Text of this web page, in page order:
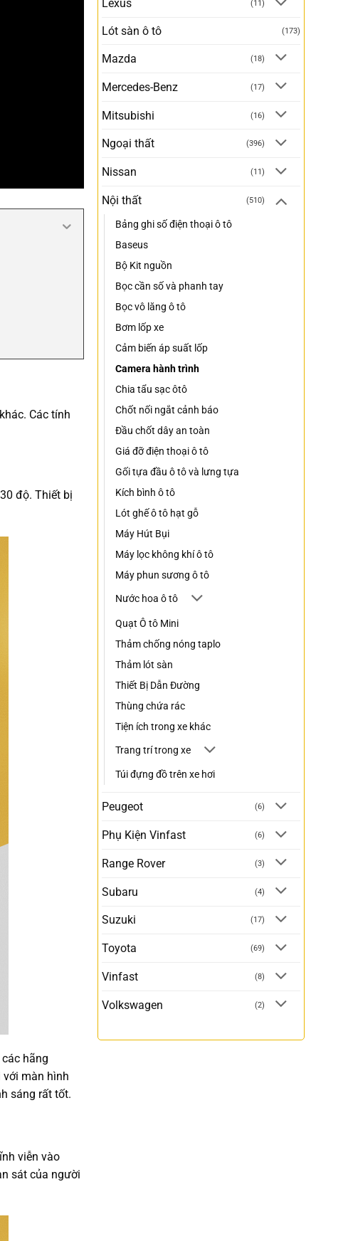
Các tính
độ. Thiết bị
hãng
màn hình
sáng rất tốt.
viễn vào
sát của người
Lexus (11)
Lót sàn ô tô (173)
Mazda (18)
Mercedes-Benz (17)
Mitsubishi (16)
Ngoại thất (396)
Nissan (11)
Nội thất (510)
Bảng ghi số điện thoại ô tô
Baseus
Bộ Kit nguồn
Bọc cần số và phanh tay
Bọc vô lăng ô tô
Bơm lốp xe
Cảm biến áp suất lốp
Camera hành trình
Chia tẩu sạc ôtô
Chốt nối ngắt cảnh báo
Đầu chốt dây an toàn
Giá đỡ điện thoại ô tô
Gối tựa đầu ô tô và lưng tựa
Kích bình ô tô
Lót ghế ô tô hạt gỗ
Máy Hút Bụi
Máy lọc không khí ô tô
Máy phun sương ô tô
Nước hoa ô tô
Quạt Ô tô Mini
Thảm chống nóng taplo
Thảm lót sàn
Thiết Bị Dẫn Đường
Thùng chứa rác
Tiện ích trong xe khác
Trang trí trong xe
Túi đựng đồ trên xe hơi
Peugeot (6)
Phụ Kiện Vinfast (6)
Range Rover (3)
Subaru (4)
Suzuki (17)
Toyota (69)
Vinfast (8)
Volkswagen (2)